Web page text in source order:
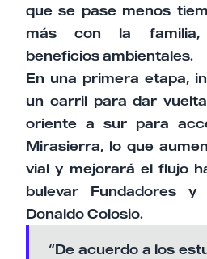
que se pase menos
más con la familia,
beneficios ambientales.
En una primera etapa,
un carril para dar
oriente a sur para
Mirasierra, lo que
vial y mejorará el flujo
bulevar Fundadores
Donaldo Colosio.
“De acuerdo a los